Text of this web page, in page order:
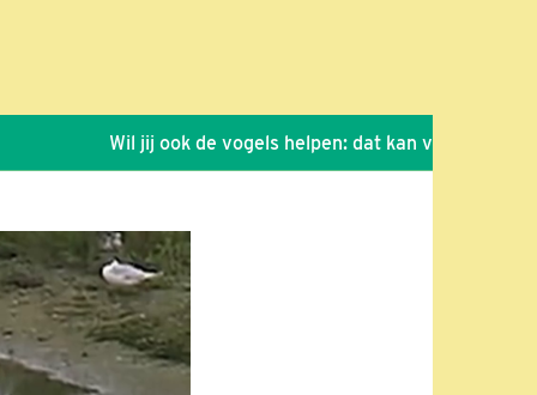
Wil jij ook de vogels helpen: dat kan via de link!